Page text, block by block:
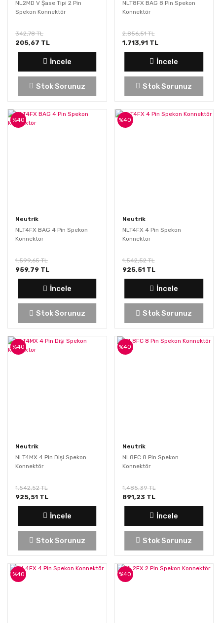
NL2MD V Şase Tipi 2 Pin
Spekon Konnektör
342,78 TL
205,67 TL
İncele
Stok Sorunuz
NLT8FX BAG 8 Pin Spekon
Konnektör
2.856,51 TL
1.713,91 TL
İncele
Stok Sorunuz
Neutrik
NLT4FX BAG 4 Pin Spekon
Konnektör
%40
1.599,65 TL
959,79 TL
İncele
Stok Sorunuz
Neutrik
NLT4FX 4 Pin Spekon
Konnektör
%40
1.542,52 TL
925,51 TL
İncele
Stok Sorunuz
Neutrik
NLT4MX 4 Pin Dişi Spekon
Konnektör
%40
1.542,52 TL
925,51 TL
İncele
Stok Sorunuz
Neutrik
NL8FC 8 Pin Spekon
Konnektör
%40
1.485,39 TL
891,23 TL
İncele
Stok Sorunuz
%40 %40